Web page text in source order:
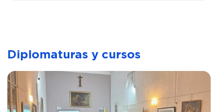
Diplomaturas y cursos